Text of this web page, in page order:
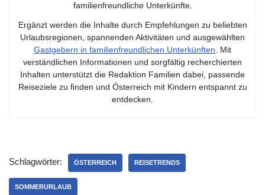
familienfreundliche Unterkünfte.
Ergänzt werden die Inhalte durch Empfehlungen zu beliebten
Urlaubsregionen, spannenden Aktivitäten und ausgewählten
Gastgebern in familienfreundlichen Unterkünften . Mit
verständlichen Informationen und sorgfältig recherchierten
Inhalten unterstützt die Redaktion Familien dabei, passende
Reiseziele zu finden und Österreich mit Kindern entspannt zu
entdecken.
Schlagwörter: ÖSTERREICH REISETRENDS
SOMMERURLAUB